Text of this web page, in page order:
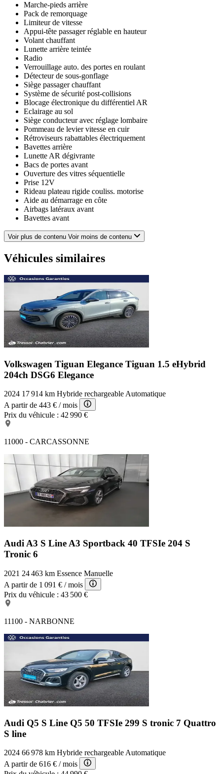
Marche-pieds arrière
Pack de remorquage
Limiteur de vitesse
Appui-tête passager réglable en hauteur
Volant chauffant
Lunette arrière teintée
Radio
Verrouillage auto. des portes en roulant
Détecteur de sous-gonflage
Siège passager chauffant
Système de sécurité post-collisions
Blocage électronique du différentiel AR
Eclairage au sol
Siège conducteur avec réglage lombaire
Pommeau de levier vitesse en cuir
Rétroviseurs rabattables électriquement
Bavettes arrière
Lunette AR dégivrante
Bacs de portes avant
Ouverture des vitres séquentielle
Prise 12V
Rideau plateau rigide couliss. motorise
Aide au démarrage en côte
Airbags latéraux avant
Bavettes avant
Porte-gobelets avant
Volant cuir
Feux de freinage d'urgence
Prise USB
Reconnaissance panneaux de signalisation
Lampe de coffre
Airbag genoux
AFIL
Freinage automatique d'urgence
Rétroviseurs dégivrants
Ecran multifonction couleur
Radio numérique DAB
Pare-brise chauffant
Antidémarrage électronique
Barres de toit
Commandes vocales
Commandes du système audio au volant
Siège conducteur réglable en hauteur
Ordinateur de bord
Compte tours
Régulateur de vitesse adaptatif
Siège conducteur chauffant
Volant multifonction
Système de prévention des collisions AR
Airbag conducteur
Follow me home
Poignées ton carrosserie
Filtre à Pollen
Clim automatique bi-zones
Rétroviseur intérieur électrochrome
Lunette arrière
Feux arrière à LED
Ecran tactile
Levier vitesse cuir
Jantes Alu
Boucliers AV et AR couleur caisse
Radar de stationnement AV
Commande du comportement dynamique
Feux de jour à LED
Vitres arrière surteintées
EBD
Verrouillage centralisé à distance
Bacs de portes arrière
Accoudoir central AV
Rétroviseurs électriques
Fonction MP3
Système d'assistance à la descente
Appui-tête conducteur réglable hauteur
Caméra de recul
Démarrage sans clé
Voir plus de contenu Voir moins de contenu
Véhicules similaires
Volkswagen Tiguan Elegance Tiguan 1.5 eHybrid
204ch DSG6 Elegance
2024 17 914 km Hybride rechargeableAutomatique
A partir de 443 € / mois
Prix du véhicule : 42 990 €
11000 - CARCASSONNE
Audi A3 S Line A3 Sportback 40 TFSIe 204 S
Tronic 6
2021 24 463 km Essence Manuelle
A partir de 1 091 € / mois
Prix du véhicule : 43 500 €
11100 - NARBONNE
Audi Q5 S Line Q5 50 TFSIe 299 S tronic 7 Quattro
S line
2024 66 978 km Hybride rechargeable Automatique
A partir de 616 € / mois